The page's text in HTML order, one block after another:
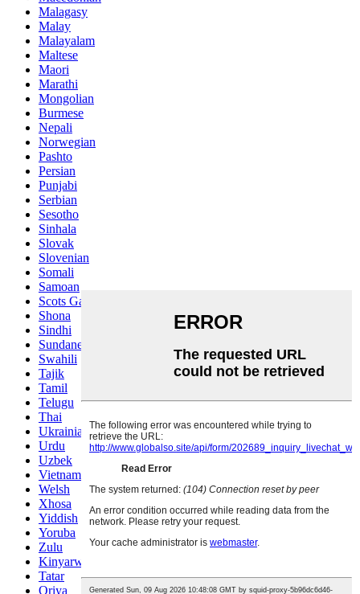
Malagasy
Malay
Malayalam
Maltese
Maori
Marathi
Mongolian
Burmese
Nepali
Norwegian
Pashto
Persian
Punjabi
Serbian
Sesotho
Sinhala
Slovak
Slovenian
Somali
Samoan
Scots Gaelic
Shona
Sindhi
Sundanese
Swahili
Tajik
Tamil
Telugu
Thai
Ukrainian
Urdu
Uzbek
Vietnamese
Welsh
Xhosa
Yiddish
Yoruba
Zulu
Kinyarwanda
Tatar
Oriya